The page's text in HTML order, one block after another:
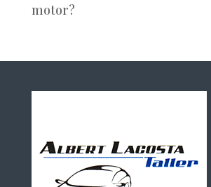
motor?